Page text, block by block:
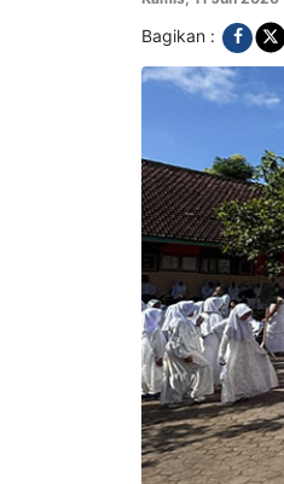
Ikuti
Kamis, 11 Jun
Bagikan :